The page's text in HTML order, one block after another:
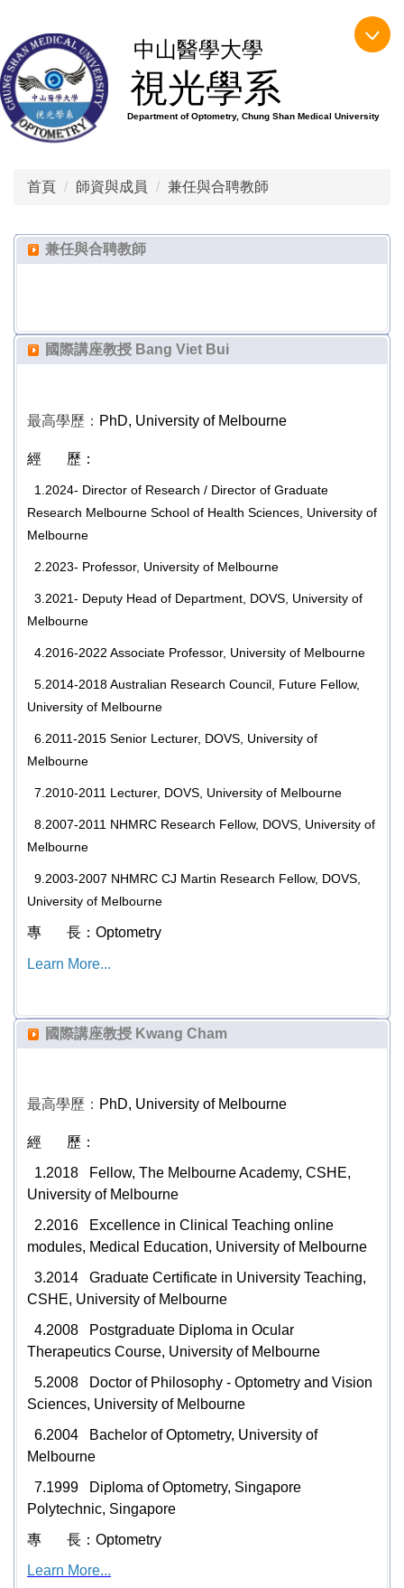
主
要
內
容
中山醫學大學
視光學系
Department of Optometry, Chung Shan Medical University
首頁 師資與成員 兼任與合聘教師
兼任與合聘教師
國際講座教授 Bang Viet Bui
最高學歷： PhD, University of Melbourne
經 歷：
1.2024- Director of Research / Director of Graduate
Research Melbourne School of Health Sciences, University of
Melbourne
2.2023- Professor, University of Melbourne
3.2021- Deputy Head of Department, DOVS, University of
Melbourne
4.2016-2022 Associate Professor, University of Melbourne
5.2014-2018 Australian Research Council, Future Fellow,
University of Melbourne
6.2011-2015 Senior Lecturer, DOVS, University of
Melbourne
7.2010-2011 Lecturer, DOVS, University of Melbourne
8.2007-2011 NHMRC Research Fellow, DOVS, University of
Melbourne
9.2003-2007 NHMRC CJ Martin Research Fellow, DOVS,
University of Melbourne
專 長： Optometry
Learn More...
國際講座教授 Kwang Cham
最高學歷： PhD, University of Melbourne
經 歷：
1.2018 Fellow, The Melbourne Academy, CSHE,
University of Melbourne
2.2016 Excellence in Clinical Teaching online
modules, Medical Education, University of Melbourne
3.2014 Graduate Certificate in University Teaching,
CSHE, University of Melbourne
4.2008 Postgraduate Diploma in Ocular
Therapeutics Course, University of Melbourne
5.2008 Doctor of Philosophy - Optometry and Vision
Sciences, University of Melbourne
6.2004 Bachelor of Optometry, University of
Melbourne
7.1999 Diploma of Optometry, Singapore
Polytechnic, Singapore
專 長： Optometry
Learn More...